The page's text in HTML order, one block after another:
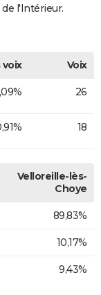
l'Intérieur.
voix
Voix
26
18
Velloreille-lès-
Choye
89,83%
10,17%
9,43%